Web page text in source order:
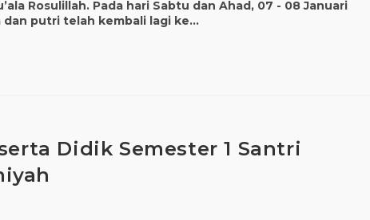
Rosulillah. Pada hari Sabtu dan Ahad, 07 - 08 Januari
dan putri telah kembali lagi ke…
Didik Semester 1 Santri